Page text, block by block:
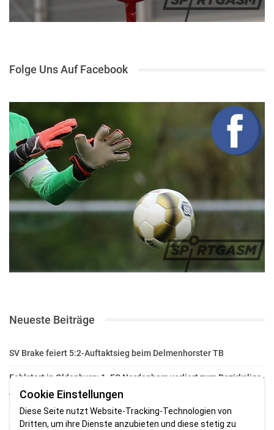
Folge Uns Auf Facebook
Neueste Beiträge
SV Brake feiert 5:2-Auftaktsieg beim Delmenhorster TB
Fehlstart in Oldenburg: 1. FC Nordenham verliert zum Bezirksliga-
Auftakt
Fußball in der Wesermarsch: Die Bilder vom Wochenende
Cookie Einstellungen
Diese Seite nutzt Website-Tracking-Technologien von
Dritten, um ihre Dienste anzubieten und diese stetig zu